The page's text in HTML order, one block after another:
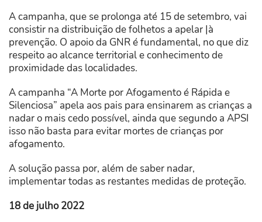
A campanha, que se prolonga até 15 de setembro, vai
consistir na distribuição de folhetos a apelar |à
prevenção. O apoio da GNR é fundamental, no que diz
respeito ao alcance territorial e conhecimento de
proximidade das localidades.
A campanha “A Morte por Afogamento é Rápida e
Silenciosa” apela aos pais para ensinarem as crianças a
nadar o mais cedo possível, ainda que segundo a APSI
isso não basta para evitar mortes de crianças por
afogamento.
A solução passa por, além de saber nadar,
implementar todas as restantes medidas de proteção.
18 de julho 2022